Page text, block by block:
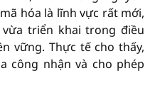
hóa là lĩnh vực rất mới,
triển khai trong điều
vững. Thực tế cho thấy,
công nhận và cho phép